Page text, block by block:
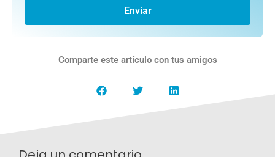
Enviar
Comparte este artículo con tus amigos